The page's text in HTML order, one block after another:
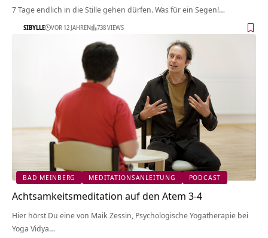
7 Tage endlich in die Stille gehen dürfen. Was für ein Segen!…
SIBYLLE VOR 12 JAHREN 738 VIEWS
BAD MEINBERG MEDITATIONSANLEITUNG PODCAST
Achtsamkeitsmeditation auf den Atem 3-4
Hier hörst Du eine von Maik Zessin, Psychologische Yogatherapie bei
Yoga Vidya…